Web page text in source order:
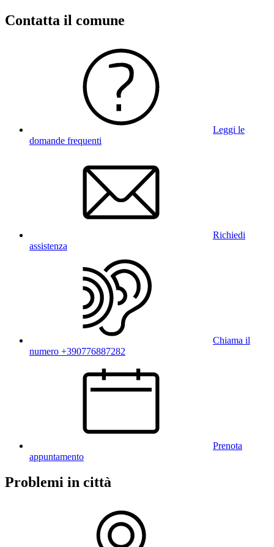
Contatta il comune
Leggi le
domande frequenti
Richiedi
assistenza
Chiama il
numero +390776887282
Prenota
appuntamento
Problemi in città